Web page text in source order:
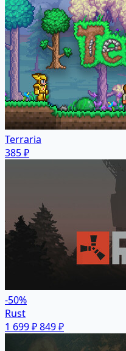
Terraria
385 ₽
-50%
Rust
1 699 ₽849 ₽